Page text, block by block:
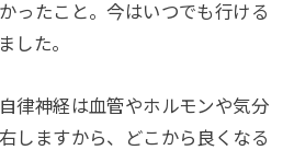
ったこと。今はいつでも行ける
した。
律神経は血管やホルモンや気分
しますから、どこから良くなる